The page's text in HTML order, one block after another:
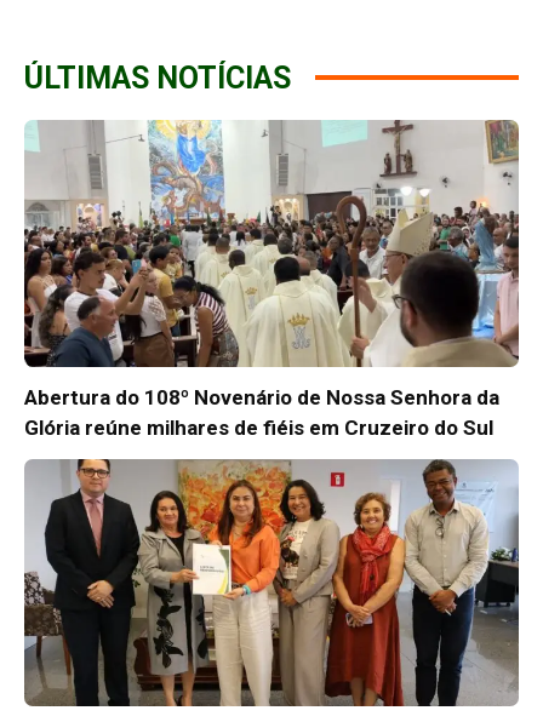
ÚLTIMAS NOTÍCIAS
Abertura do 108º Novenário de Nossa Senhora da
Glória reúne milhares de fiéis em Cruzeiro do Sul